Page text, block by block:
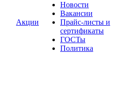
Акции
Новости
Вакансии
Прайс-листы и
сертификаты
ГОСТы
Политика